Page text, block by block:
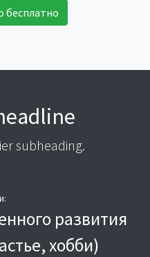
бесплатно
subheading.
развития
хобби)